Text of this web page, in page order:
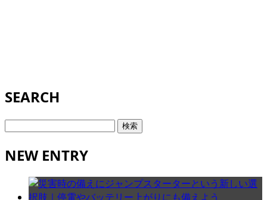
SEARCH
検
NEW ENTRY